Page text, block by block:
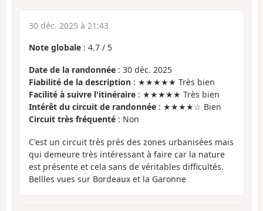
30 déc. 2025 à 21:43
Note globale : 4.7 / 5
Date de la randonnée : 30 déc. 2025
Fiabilité de la description : ★★★★★ Très bien
Facilité à suivre l'itinéraire : ★★★★★ Très bien
Intérêt du circuit de randonnée : ★★★★☆ Bien
Circuit très fréquenté : Non
C'est un circuit très prés des zones urbanisées mais
qui demeure très intéressant à faire car la nature
est présente et cela sans de véritables difficultés.
Bellles vues sur Bordeaux et la Garonne